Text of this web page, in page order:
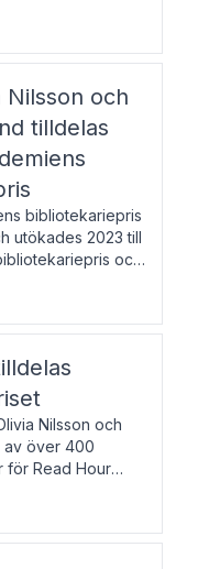
för
litteraturen”.
med
och
tilldelas
bibliotekariepris
utökades 2023 till
och
Priserna skall
vid svenska folk-
gjort värdefull
Nilsson och
av över 400
för Read Hour
Wall. Den ideella
tilldelas
för att den